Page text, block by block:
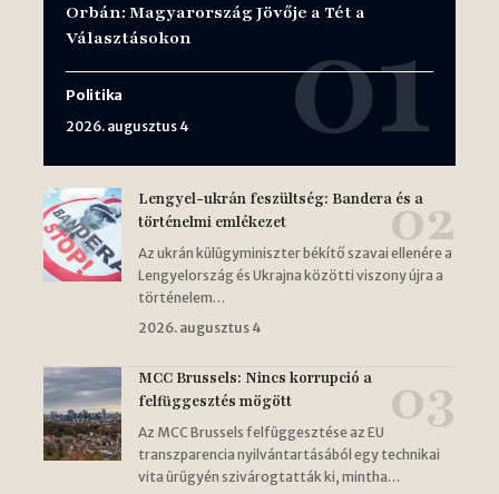
Orbán: Magyarország Jövője a Tét a
Választásokon
Politika
2026. augusztus 4
Lengyel-ukrán feszültség: Bandera és a
történelmi emlékezet
Az ukrán külügyminiszter békítő szavai ellenére a
Lengyelország és Ukrajna közötti viszony újra a
történelem…
2026. augusztus 4
MCC Brussels: Nincs korrupció a
felfüggesztés mögött
Az MCC Brussels felfüggesztése az EU
transzparencia nyilvántartásából egy technikai
vita ürügyén szivárogtatták ki, mintha…